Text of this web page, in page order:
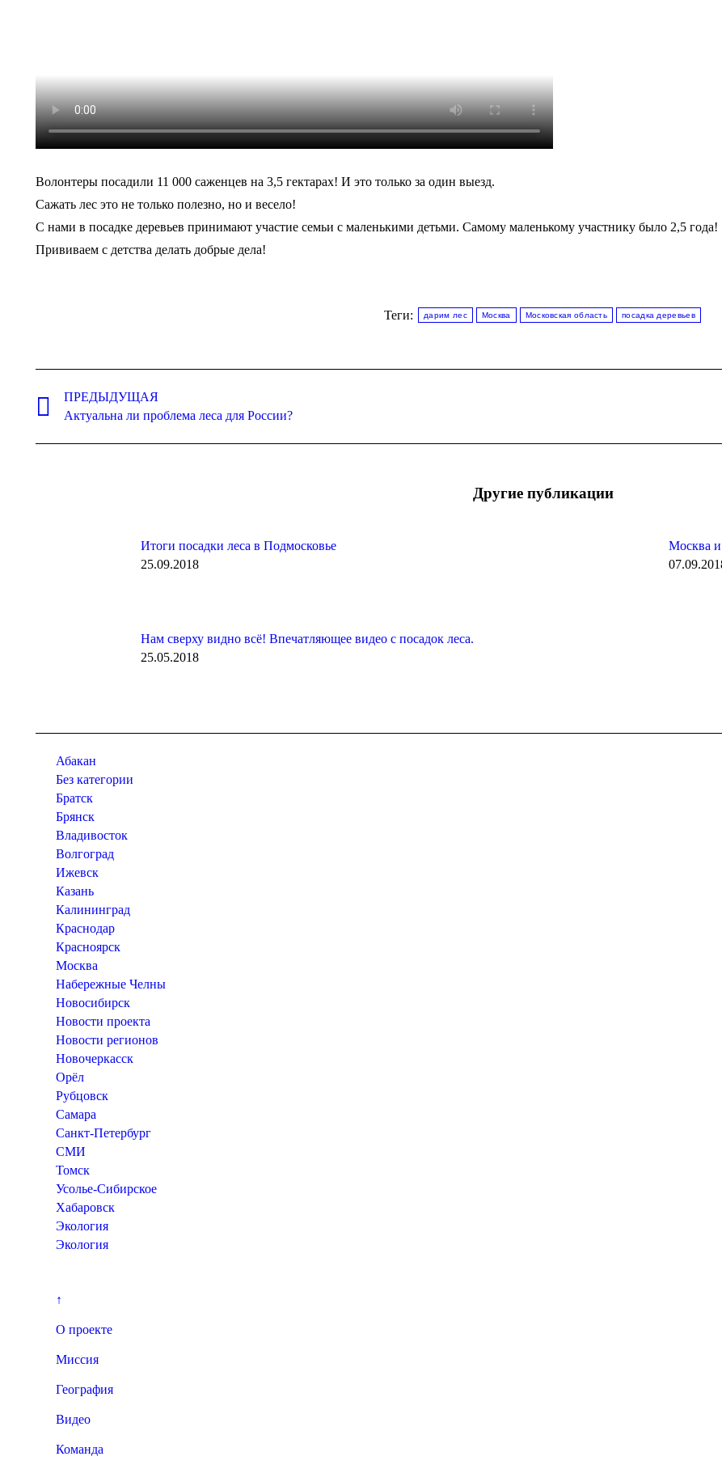
Волонтеры посадили 11 000 саженцев на 3,5 гектарах! И это только за один выезд.
Сажать лес это не только полезно, но и весело!
С нами в посадке деревьев принимают участие семьи с маленькими детьми. Самому маленькому участнику было 2,5 года!
Прививаем с детства делать добрые дела!
Теги: дарим лес Москва Московская область посадка деревьев
по
записям
ПРЕДЫДУЩАЯ
Предыдущая
запись:
Актуальна ли проблема леса для России?
Другие публикации
Итоги посадки леса в Подмосковье
25.09.2018
Москва
Нам сверху видно всё! Впечатляющее видео с посадок леса.
25.05.2018
Абакан
Без категории
Братск
Брянск
Владивосток
Волгоград
Ижевск
Казань
Калининград
Краснодар
Красноярск
Москва
Набережные Челны
Новосибирск
Новости проекта
Новости регионов
Новочеркасск
Орёл
Рубцовск
Самара
Санкт-Петербург
СМИ
Томск
Усолье-Сибирское
Хабаровск
Экология
Экология
↑
О проекте
Миссия
География
Видео
Команда